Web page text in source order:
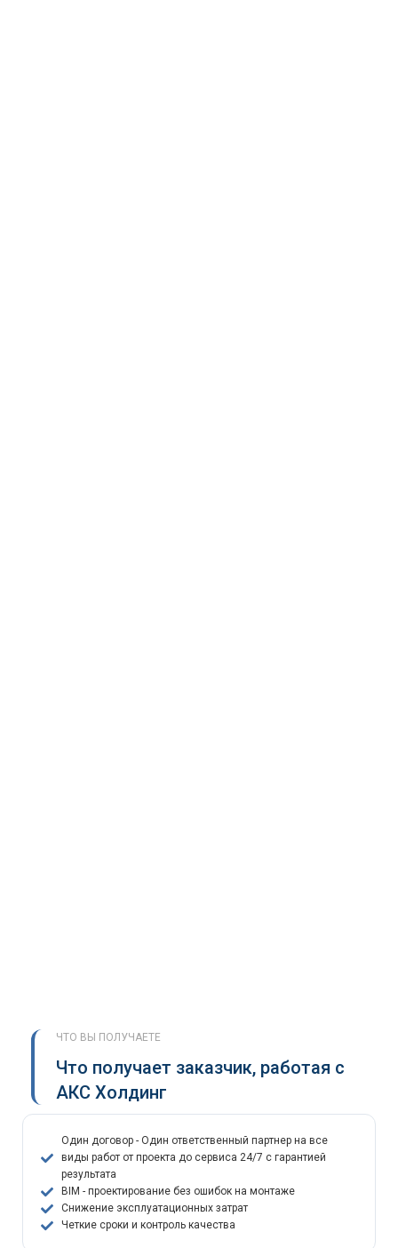
ЧТО ВЫ ПОЛУЧАЕТЕ
Что получает заказчик, работая с
АКС Холдинг
Один договор - Один ответственный партнер на все
виды работ от проекта до сервиса 24/7 с гарантией
результата
BIM - проектирование без ошибок на монтаже
Снижение эксплуатационных затрат
Четкие сроки и контроль качества